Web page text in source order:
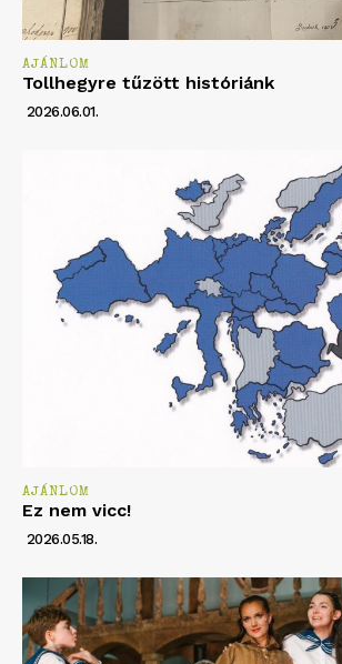
AJÁNLOM
Tollhegyre tűzött históriánk
2026.06.01.
AJÁNLOM
Ez nem vicc!
2026.05.18.